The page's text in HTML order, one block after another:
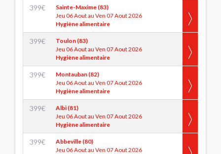
399€
Sainte-Maxime (83)
Jeu 06 Aout au Ven 07 Aout 2026
Hygiène alimentaire
399€
Toulon (83)
Jeu 06 Aout au Ven 07 Aout 2026
Hygiène alimentaire
399€
Montauban (82)
Jeu 06 Aout au Ven 07 Aout 2026
Hygiène alimentaire
399€
Albi (81)
Jeu 06 Aout au Ven 07 Aout 2026
Hygiène alimentaire
399€
Abbeville (80)
Jeu 06 Aout au Ven 07 Aout 2026